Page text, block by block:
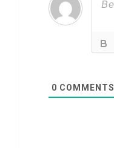
0 COMMENTS